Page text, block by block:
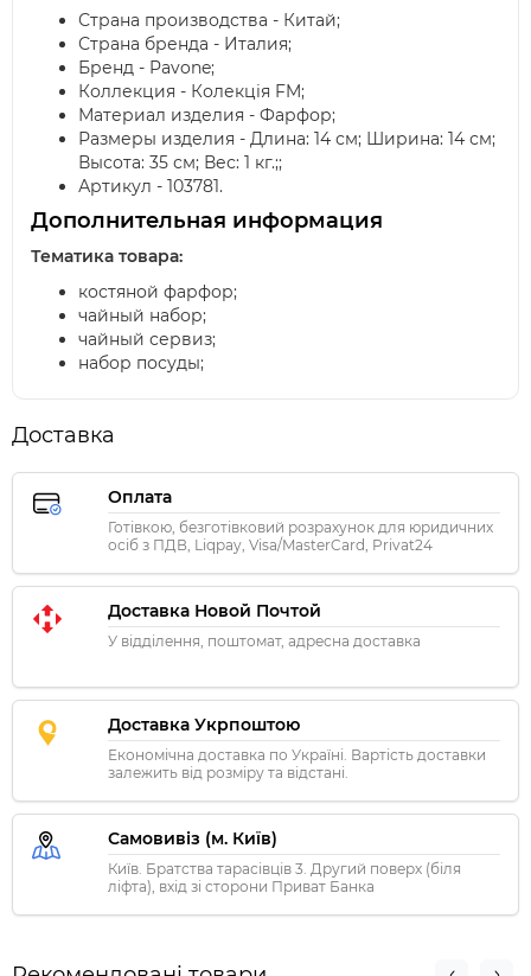
Страна производства - Китай;
Страна бренда - Италия;
Бренд - Pavone;
Коллекция - Колекція FM;
Материал изделия - Фарфор;
Размеры изделия - Длина: 14 см; Ширина: 14 см;
Высота: 35 см; Вес: 1 кг.;;
Артикул - 103781.
Дополнительная информация
Тематика товара:
костяной фарфор;
чайный набор;
чайный сервиз;
набор посуды;
Доставка
Оплата
Готівкою, безготівковий розрахунок для юридичних
осіб з ПДВ, Liqpay, Visa/MasterCard, Privat24
Доставка Новой Почтой
У відділення, поштомат, адресна доставка
Доставка Укрпоштою
Економічна доставка по Україні. Вартість доставки
залежить від розміру та відстані.
Самовивіз (м. Київ)
Київ. Братства тарасівців 3. Другий поверх (біля
ліфта), вхід зі сторони Приват Банка